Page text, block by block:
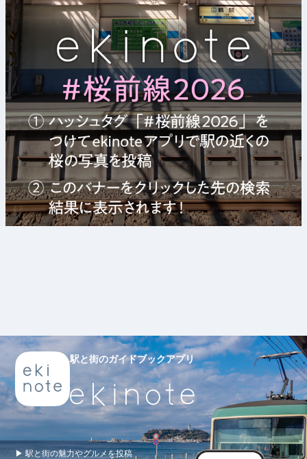
駅と街のガイドブックアプリ
▶ 駅と街の魅力やグルメを投稿